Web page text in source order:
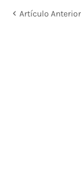
Artículo Anterior